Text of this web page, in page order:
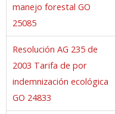
manejo forestal GO
25085
Resolución AG 235 de
2003 Tarifa de por
indemnización ecológica
GO 24833